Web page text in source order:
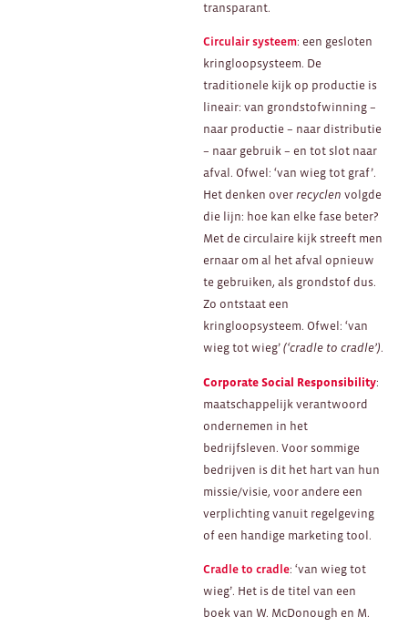
transparant.
Circulair systeem: een gesloten
kringloopsysteem. De
traditionele kijk op productie is
lineair: van grondstofwinning –
naar productie – naar distributie
– naar gebruik – en tot slot naar
afval. Ofwel: ‘van wieg tot graf’.
Het denken overrecyclen volgde
die lijn: hoe kan elke fase beter?
Met de circulaire kijk streeft men
ernaar om al het afval opnieuw
te gebruiken, als grondstof dus.
Zo ontstaat een
kringloopsysteem. Ofwel: ‘van
wieg tot wieg’ (‘cradle to cradle’).
Corporate Social Responsibility:
maatschappelijk verantwoord
ondernemen in het
bedrijfsleven. Voor sommige
bedrijven is dit het hart van hun
missie/visie, voor andere een
verplichting vanuit regelgeving
of een handige marketing tool.
Cradle to cradle: ‘van wieg tot
wieg’. Het is de titel van een
boek van W. McDonough en M.